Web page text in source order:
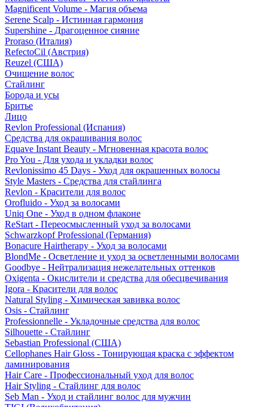
Magnificent Volume - Магия объема
Serene Scalp - Истинная гармония
Supershine - Драгоценное сияние
Proraso (Италия)
RefectoCil (Австрия)
Reuzel (США)
Очищение волос
Стайлинг
Борода и усы
Бритье
Лицо
Revlon Professional (Испания)
Средства для окрашивания волос
Equave Instant Beauty - Мгновенная красота волос
Pro You - Для ухода и укладки волос
Revlonissimo 45 Days - Уход для окрашенных волосы
Style Masters - Средства для стайлинга
Revlon - Красители для волос
Orofluido - Уход за волосами
Uniq One - Уход в одном флаконе
ReStart - Переосмысленный уход за волосами
Schwarzkopf Professional (Германия)
Bonacure Hairtherapy - Уход за волосами
BlondMe - Осветление и уход за осветленными волосами
Goodbye - Нейтрализация нежелательных оттенков
Oxigenta - Окислители и средства для обесцвечивания
Igora - Красители для волос
Natural Styling - Химическая завивка волос
Osis - Стайлинг
Professionnelle - Укладочные средства для волос
Silhouette - Стайлинг
Sebastian Professional (США)
Cellophanes Hair Gloss - Тонирующая краска с эффектом
ламинирования
Hair Care - Профессиональный уход для волос
Hair Styling - Стайлинг для волос
Seb Man - Уход и стайлинг волос для мужчин